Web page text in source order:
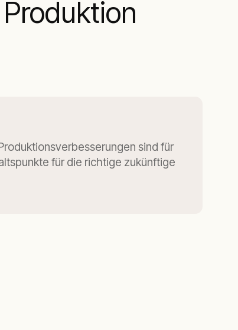
sind für
für die richtige zukünftige